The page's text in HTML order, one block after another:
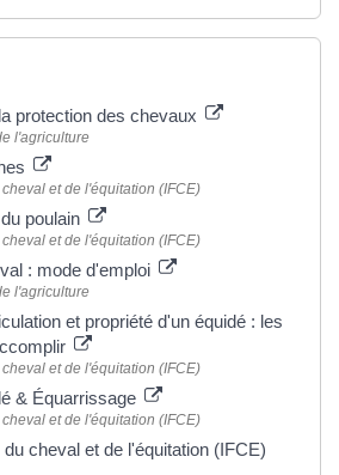
protection des chevaux
l'agriculture
et de l'équitation (IFCE)
poulain
et de l'équitation (IFCE)
: mode d'emploi
l'agriculture
et propriété d'un équidé : les
et de l'équitation (IFCE)
& Équarrissage
et de l'équitation (IFCE)
cheval et de l'équitation (IFCE)